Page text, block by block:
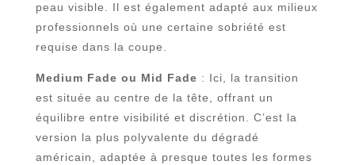
peau visible. Il est également adapté aux milieux
professionnels où une certaine sobriété est
requise dans la coupe.
Medium Fade ou Mid Fade : Ici, la transition
est située au centre de la tête, offrant un
équilibre entre visibilité et discrétion. C’est la
version la plus polyvalente du dégradé
américain, adaptée à presque toutes les formes